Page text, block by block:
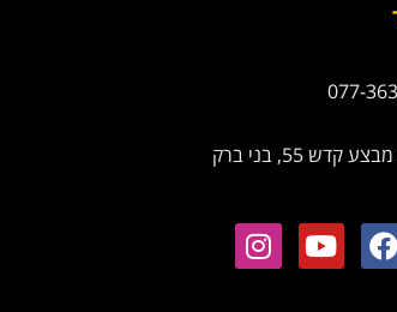
55, בני ברק